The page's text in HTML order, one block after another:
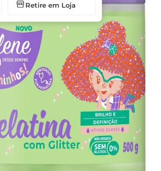
Retire em Lojaarroz
azeite
biscoito
cerveja
iogurte
papel higiênico